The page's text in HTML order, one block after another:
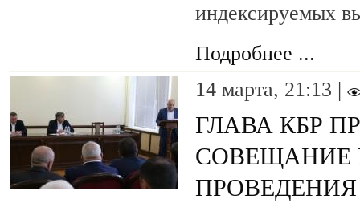
индексируемых
Подробнее ...
14 марта, 21:13 |
ГЛАВА КБР
СОВЕЩАНИЕ